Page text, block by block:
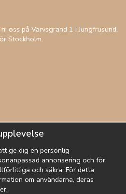
oss på Varvsgränd 1 i Jungfrusund,
Stockholm.
specialerbjudanden och
användas till våra nyhetsbrev.
ge dig en personlig
annonsering och för
och säkra. För detta
om användarna, deras